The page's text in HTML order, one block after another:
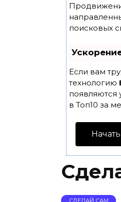
поисковых
Если вам
технологию
появляются
в Топ10 за
СДЕЛАЙ САМ